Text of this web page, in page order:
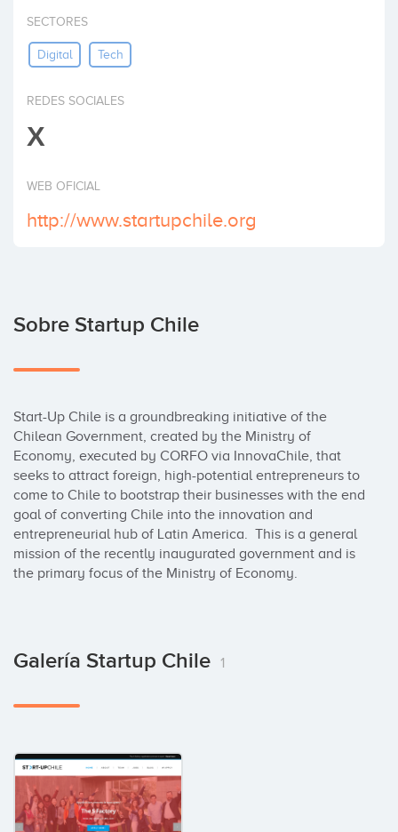
Invertir
SECTORES
Digital Tech
REDES SOCIALES
X
WEB OFICIAL
http://www.startupchile.org
Sobre Startup Chile
Start-Up Chile is a groundbreaking initiative of the
Chilean Government, created by the Ministry of
Economy, executed by CORFO via InnovaChile, that
seeks to attract foreign, high-potential entrepreneurs to
come to Chile to bootstrap their businesses with the end
goal of converting Chile into the innovation and
entrepreneurial hub of Latin America.  This is a general
mission of the recently inaugurated government and is
the primary focus of the Ministry of Economy.
Galería Startup Chile 1